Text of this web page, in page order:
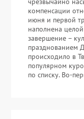
компенсации
июня и первой
наполнена
завершение –
празднованием
происходило в
популярном
по списку. Во-